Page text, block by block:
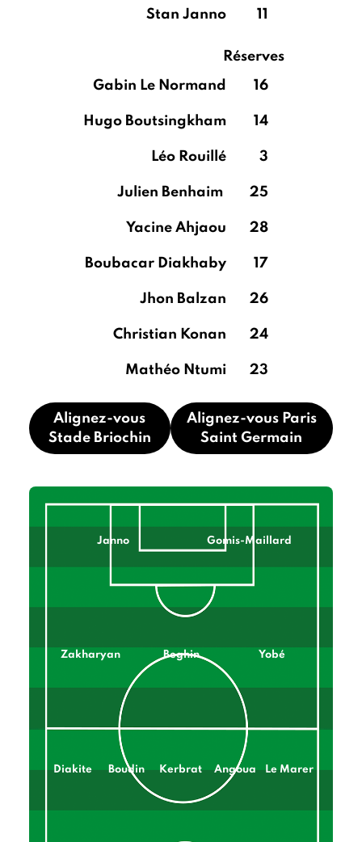
Stan Janno 11
Réserves
Gabin Le Normand
16
Hugo Boutsingkham 14
Léo Rouillé 3
Julien Benhaim 25
Yacine Ahjaou 28
Boubacar Diakhaby 17
Jhon Balzan 26
Christian Konan 24
Mathéo Ntumi 23
Alignez-vous
Stade Briochin
Alignez-vous Paris
Saint Germain
Janno Gomis-Maillard
Zakharyan Beghin Yobé
Diakite Boudin Kerbrat Angoua Le Marer